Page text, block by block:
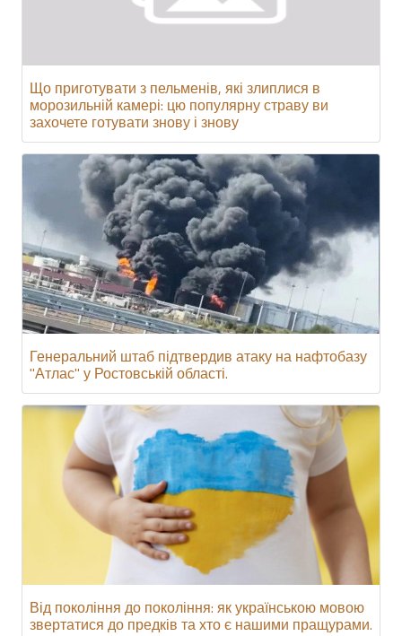
Що приготувати з пельменів, які злиплися в
морозильній камері: цю популярну страву ви
захочете готувати знову і знову
Генеральний штаб підтвердив атаку на нафтобазу
"Атлас" у Ростовській області.
Від покоління до покоління: як українською мовою
звертатися до предків та хто є нашими пращурами.